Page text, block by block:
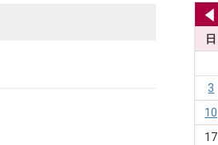
日
3
10
17